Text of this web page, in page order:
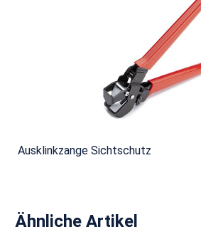
Ausklinkzange Sichtschutz
Produktgalerie überspringen
Ähnliche Artikel